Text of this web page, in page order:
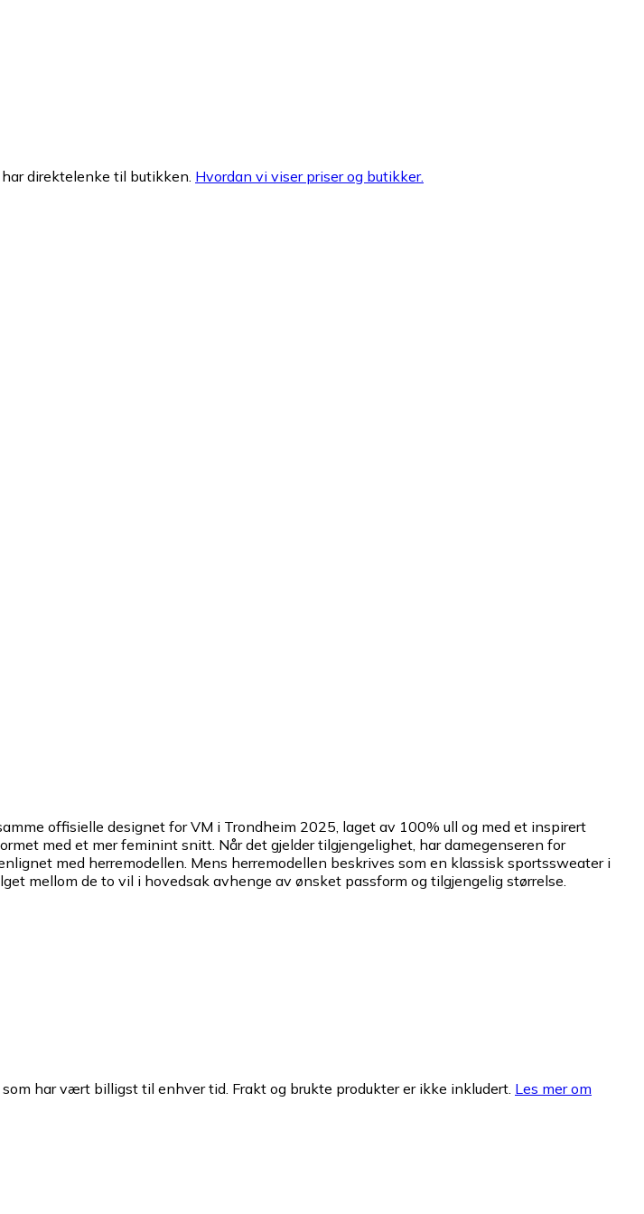
direktelenke til butikken. Hvordan vi viser priser og butikker.
offisielle designet for VM i Trondheim 2025, laget av 100% ull og med et inspirert
med et mer feminint snitt. Når det gjelder tilgjengelighet, har damegenseren for
med herremodellen. Mens herremodellen beskrives som en klassisk sportssweater i
mellom de to vil i hovedsak avhenge av ønsket passform og tilgjengelig størrelse.
har vært billigst til enhver tid. Frakt og brukte produkter er ikke inkludert. Les mer om